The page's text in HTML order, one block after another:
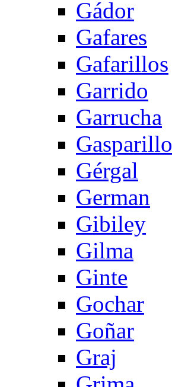
Gádor
Gafares
Gafarillos
Garrido
Garrucha
Gasparillo
Gérgal
German
Gibiley
Gilma
Ginte
Gochar
Goñar
Graj